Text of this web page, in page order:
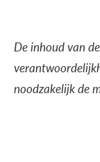
De inhoud van
noodzakelijk de